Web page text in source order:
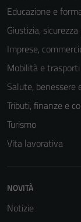
Educazione e
Giustizia,
Imprese,
Mobilità e trasporti
Salute, benessere
Tributi, finanze e
Turismo
Vita lavorativa
NOVITÀ
Notizie